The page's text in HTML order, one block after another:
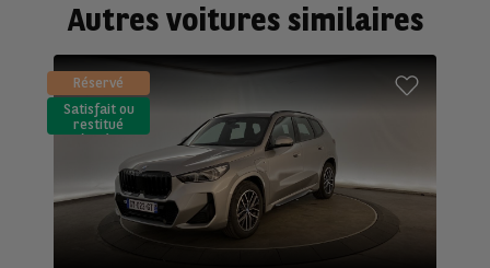
Autres voitures similaires
Réservé
Satisfait ou
restitué
(LLD)*